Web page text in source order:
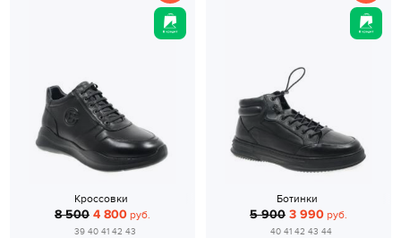
Кроссовки
8 500 4 800 руб.
39 40 41 42 43
Ботинки
5 900 3 990 руб.
40 41 42 43 44